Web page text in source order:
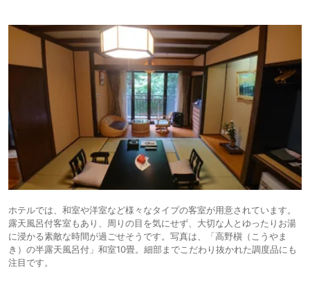
ホテルでは、和室や洋室など様々なタイプの客室が用意されています。
露天風呂付客室もあり、周りの目を気にせず、大切な人とゆったりお湯
に浸かる素敵な時間が過ごせそうです。写真は、「高野槇（こうやま
き）の半露天風呂付」和室10畳。細部までこだわり抜かれた調度品にも
注目です。